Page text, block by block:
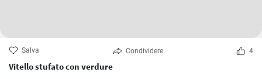
Salva Condividere 4
Vitello stufato con verdure